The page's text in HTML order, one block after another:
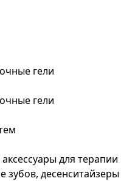
гели
гели
для терапии
зубов, десенситайзеры